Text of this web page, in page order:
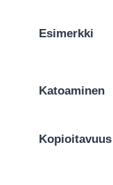
Esimerkki
Katoaminen
Kopioitavuus